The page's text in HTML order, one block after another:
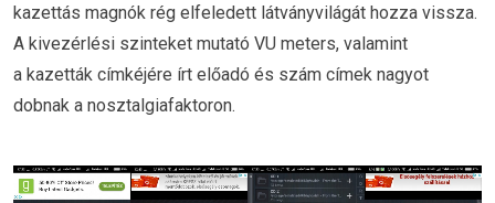
kazettás magnók rég elfeledett látványvilágát hozza vissza.
A kivezérlési szinteket mutató VU meters, valamint
a kazetták címkéjére írt előadó és szám címek nagyot
dobnak a nosztalgiafaktoron.